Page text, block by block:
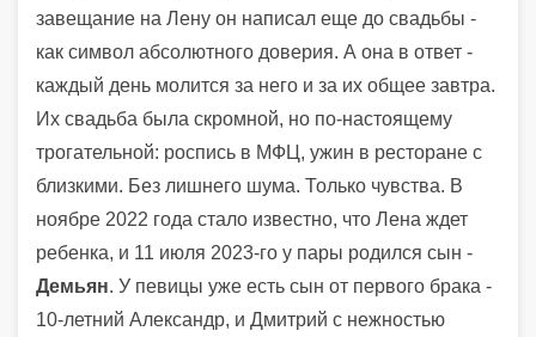
завещание на Лену он написал еще до свадьбы -
как символ абсолютного доверия. А она в ответ -
каждый день молится за него и за их общее завтра.
Их свадьба была скромной, но по-настоящему
трогательной: роспись в МФЦ, ужин в ресторане с
близкими. Без лишнего шума. Только чувства. В
ноябре 2022 года стало известно, что Лена ждет
ребенка, и 11 июля 2023-го у пары родился сын -
Демьян. У певицы уже есть сын от первого брака -
10-летний Александр, и Дмитрий с нежностью